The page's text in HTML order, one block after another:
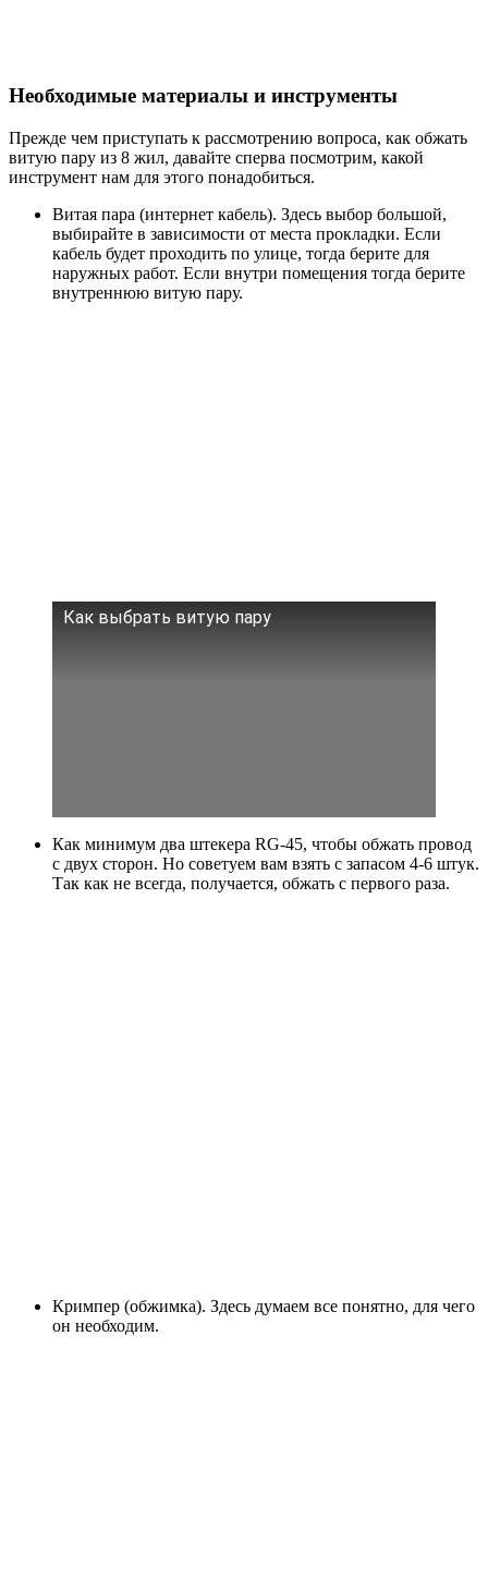
Необходимые материалы и инструменты
Прежде чем приступать к рассмотрению вопроса, как обжать
витую пару из 8 жил, давайте сперва посмотрим, какой
инструмент нам для этого понадобиться.
Витая пара (интернет кабель). Здесь выбор большой,
выбирайте в зависимости от места прокладки. Если
кабель будет проходить по улице, тогда берите для
наружных работ. Если внутри помещения тогда берите
внутреннюю витую пару.
Как выбрать витую пару
Как минимум два штекера RG-45, чтобы обжать провод
с двух сторон. Но советуем вам взять с запасом 4-6 штук.
Так как не всегда, получается, обжать с первого раза.
Кримпер (обжимка). Здесь думаем все понятно, для чего
он необходим.